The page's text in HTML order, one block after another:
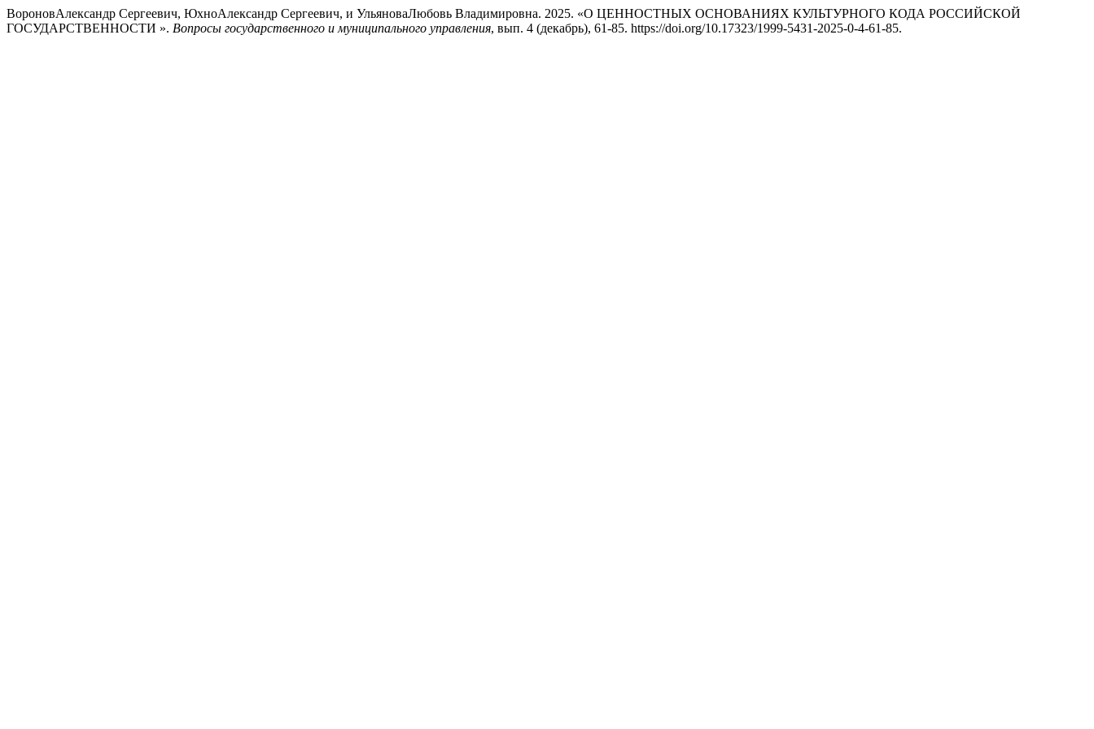
ВороновАлександр Сергеевич, ЮхноАлександр Сергеевич, и УльяноваЛюбовь Владимировна. 2025. «О ЦЕННОСТНЫХ ОСНОВАНИЯХ КУЛЬТУРНОГО КОДА РОССИЙСКОЙ
ГОСУДАРСТВЕННОСТИ ». Вопросы государственного и муниципального управления, вып. 4 (декабрь), 61-85. https://doi.org/10.17323/1999-5431-2025-0-4-61-85.